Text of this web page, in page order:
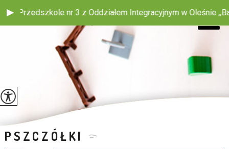
w Oleśnie ,,Bajkowa Trójeczka" ul. Sądowa
PSZCZÓŁKI